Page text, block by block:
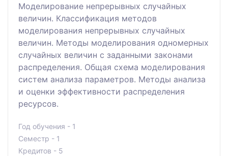
Моделирование непрерывных случайных
величин. Классификация методов
моделирования непрерывных случайных
величин. Методы моделирования одномерных
случайных величин с заданными законами
распределения. Общая схема моделирования
систем анализа параметров. Методы анализа
и оценки эффективности распределения
ресурсов.
Год обучения - 1
Семестр - 1
Кредитов - 5